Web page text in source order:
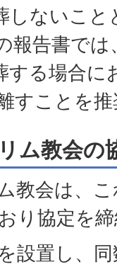
しないこ
報告書で
する場合に
すことを
ム教会の
教会は、
り協定を
設置し、